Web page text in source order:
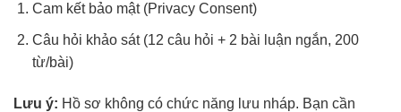
Cam kết bảo mật (Privacy Consent)
Câu hỏi khảo sát (12 câu hỏi + 2 bài luận ngắn, 200
từ/bài)
Lưu ý: Hồ sơ không có chức năng lưu nháp. Bạn cần